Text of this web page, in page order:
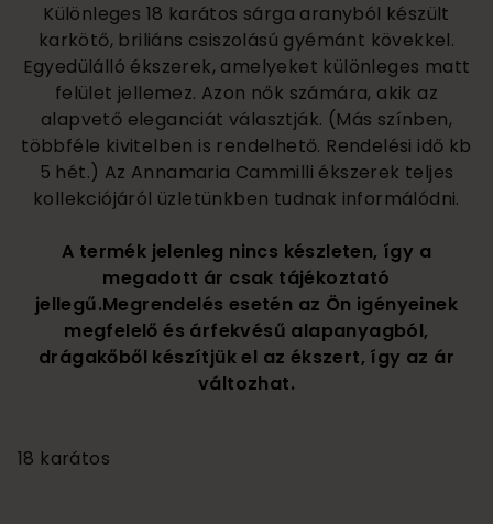
Különleges 18 karátos sárga aranyból készült
karkötő, briliáns csiszolású gyémánt kövekkel.
Egyedülálló ékszerek, amelyeket különleges matt
felület jellemez. Azon nők számára, akik az
alapvető eleganciát választják. (Más színben,
többféle kivitelben is rendelhető. Rendelési idő kb
5 hét.) Az Annamaria Cammilli ékszerek teljes
kollekciójáról üzletünkben tudnak informálódni.
A termék jelenleg nincs készleten, így a
megadott ár csak tájékoztató
jellegű.Megrendelés esetén az Ön igényeinek
megfelelő és árfekvésű alapanyagból,
drágakőből készítjük el az ékszert, így az ár
változhat.
18 karátos